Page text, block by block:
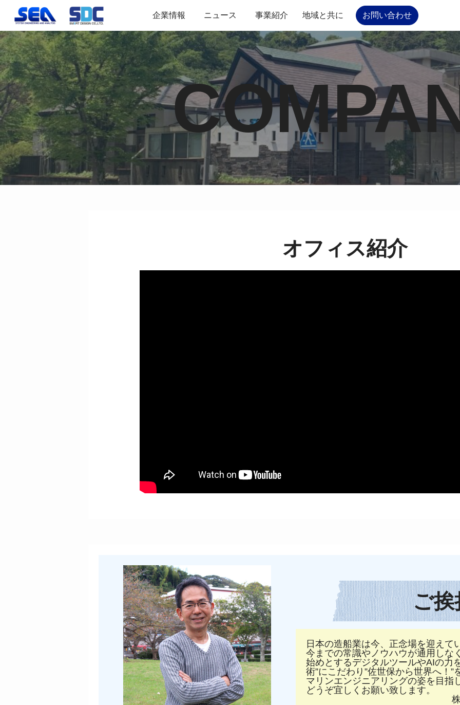
企業情報 ニュース 事業紹介 地域と共に お問い合わせ
オフィス紹介
ご挨
日本の造船業は今、正念場を迎えて
今までの常識やノウハウが通用しな
始めとするデジタルツールやAIの力
術”にこだわり”佐世保から世界へ！
マリンエンジニアリングの姿を目指
どうぞ宜しくお願い致します。